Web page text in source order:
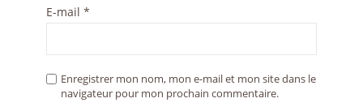
E-mail *
Enregistrer mon nom, mon e-mail et mon site dans le
navigateur pour mon prochain commentaire.